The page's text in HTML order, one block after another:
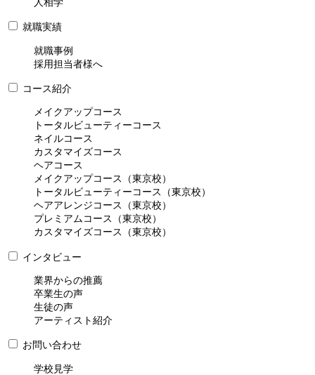
就職実績
就職事例
採用担当者様へ
コース紹介
メイクアップコース
トータルビューティーコース
ネイルコース
カスタマイズコース
ヘアコース
メイクアップコース（東京校）
トータルビューティーコース（東京校）
ヘアアレンジコース（東京校）
プレミアムコース（東京校）
カスタマイズコース（東京校）
インタビュー
業界からの推薦
卒業生の声
生徒の声
アーティスト紹介
お問い合わせ
学校見学